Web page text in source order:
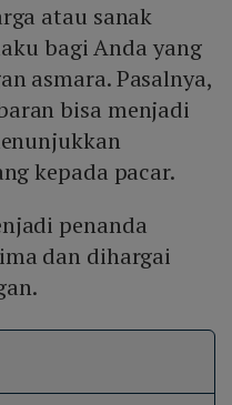
Mute
atau sanak
bagi Anda yang
asmara. Pasalnya,
bisa menjadi
kepada pacar.
penanda
dan dihargai